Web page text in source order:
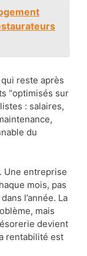
reste après
“optimisés sur
: salaires,
du
Une entreprise
mois, pas
l’année. La
mais
devient
rentabilité est